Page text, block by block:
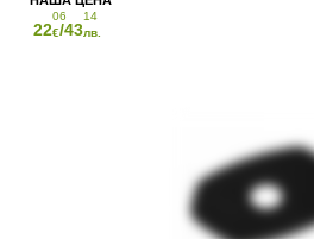
22
06
€/43
14
лв.